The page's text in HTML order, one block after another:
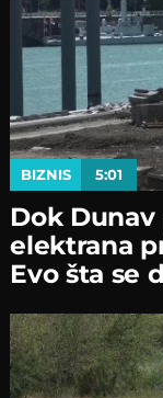
BIZNIS 5:01
Dok
elektrana
Evo šta se